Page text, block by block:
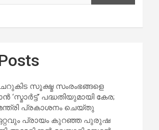
സൂക്ഷ്മ സംരംഭങ്ങളെ
‘സ്മാര്‍ട്ട്’ പദ്ധതിയുമായി കേര;
പ്രകാശനം ചെയ്തു
പ്രായം കുറഞ്ഞ പുരുഷ